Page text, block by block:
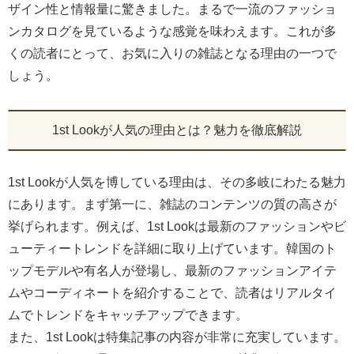
ザイン性と情報量に驚きました。まるで一流のファッショ
ンカタログを見ているような感覚を味わえます。これが多
くの読者にとって、お気に入りの雑誌となる理由の一つで
しょう。
1st Lookが人気の理由とは？魅力を徹底解説
1st Lookが人気を博している理由は、その多岐にわたる魅力
にあります。まず第一に、雑誌のコンテンツの質の高さが
挙げられます。例えば、1st Lookは最新のファッションやビ
ューティートレンドを詳細に取り上げています。韓国のト
ップモデルや有名人が登場し、最新のファッションアイテ
ムやコーディネートを紹介することで、読者はリアルタイ
ムでトレンドをキャッチアップできます。
また、1st Lookは特集記事の内容が非常に充実しています。